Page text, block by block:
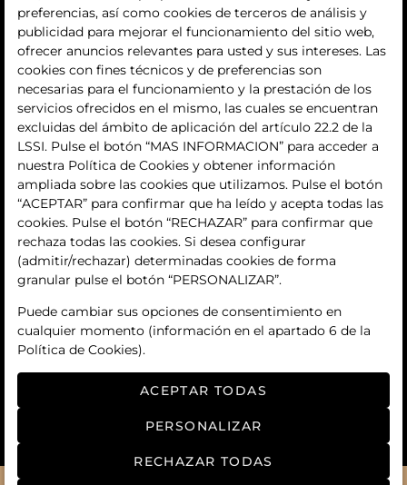
La empresa
quiénes somos
contacto
Términos y condiciones
condiciones generales de contratación
política de privacidad
aviso legal
política de cookies
ajuste de cookies
preferencias, así como cookies de terceros de análisis y
publicidad para mejorar el funcionamiento del sitio web,
ofrecer anuncios relevantes para usted y sus intereses. Las
cookies con fines técnicos y de preferencias son
necesarias para el funcionamiento y la prestación de los
servicios ofrecidos en el mismo, las cuales se encuentran
excluidas del ámbito de aplicación del artículo 22.2 de la
LSSI. Pulse el botón “MAS INFORMACION” para acceder a
nuestra Política de Cookies y obtener información
ampliada sobre las cookies que utilizamos. Pulse el botón
“ACEPTAR” para confirmar que ha leído y acepta todas las
cookies. Pulse el botón “RECHAZAR” para confirmar que
rechaza todas las cookies. Si desea configurar
(admitir/rechazar) determinadas cookies de forma
granular pulse el botón “PERSONALIZAR”.
Puede cambiar sus opciones de consentimiento en
cualquier momento (información en el apartado 6 de la
Política de Cookies).
ACEPTAR TODAS
PERSONALIZAR
RECHAZAR TODAS